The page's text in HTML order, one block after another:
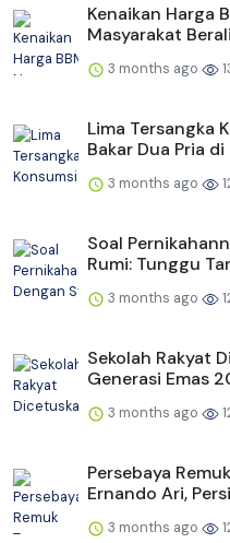
Kenaikan Harga
Masyarakat
3 months ago
Lima Tersangka
Bakar Dua Pria di
3 months ago
Soal
Rumi: Tunggu
3 months ago
Sekolah Rakyat
Generasi Emas
3 months ago
Persebaya
Ernando Ari,
3 months ago